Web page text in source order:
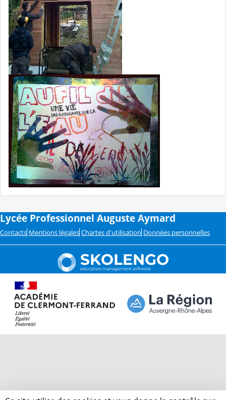
Lycée Professionnel Auguste Aymard
Contacts Mentions légales Chartes d'utilisation Données personnelles